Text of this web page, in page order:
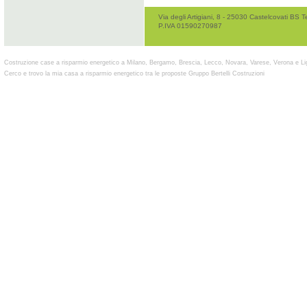
Via degli Artigiani, 8 - 25030 Castelcovati BS
P.IVA 01590270987
Costruzione case a risparmio energetico a Milano, Bergamo, Brescia, Lecco, Novara, Varese, Verona e
Cerco e trovo la mia casa a risparmio energetico tra le proposte Gruppo Bertelli Costruzioni